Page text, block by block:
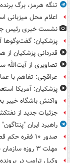
تنگه هرمز، برگ
اعلام محل میزبانی
نشست خبری رئیس
پزشکیان: گفت‌وگوها
قدردانی پزشکیان
تصاویری از
عراقچی: تفاهم با
پزشکیان: آمریکا
واکنش باشگاه
جزئیات جدید از
راهبرد ایران
صدور ۱۰ فقره حکم قصاص برای «کلثوم اکبری»
مهلت ۳ روزه سازمان بورس به هلدینگ خلیج فارس
وکیل ترامپ در